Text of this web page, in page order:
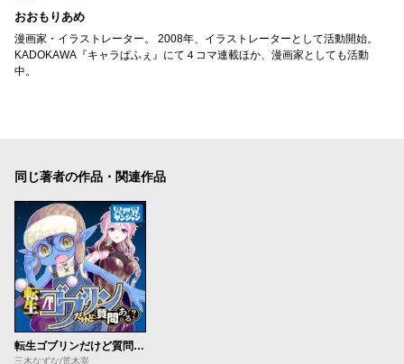
おおもりあめ
漫画家・イラストレーター。 2008年、イラストレーターとして活動開始。
KADOKAWA『キャラぱふぇ』にて４コマ連載ほか、漫画家としても活動
中。
同じ著者の作品・関連作品
転生ゴブリンだけど質問ある？
三木なずな/荒木宰